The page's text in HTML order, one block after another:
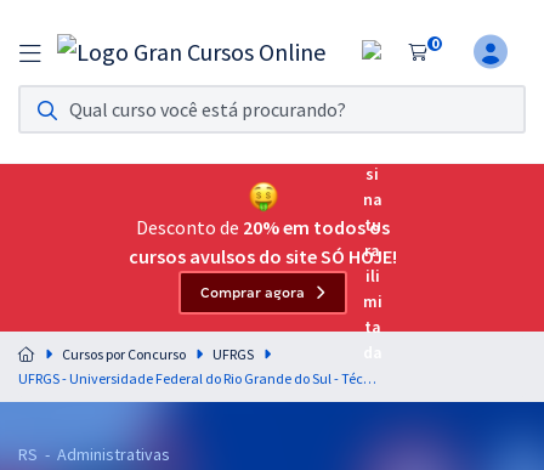
0
Assinatura Ilimitada 11
Acesso a todos os cursos. Teste grátis por 7 dias!
Assinatura OAB Até Passar
Acesso ilimitado a toda preparação para o Exame da
Residências Multiprofissionais
Preparação completa e intensiva para as principais
residências em saúde do Brasil
Desconto de 20% em todos os
cursos avulsos do site SÓ HOJE!
Comprar agora
Cursos por Concurso
UFRGS
UFRGS - Universidade Federal do Rio Grande do Sul - Técnico em Enfermagem
RS - Administrativas